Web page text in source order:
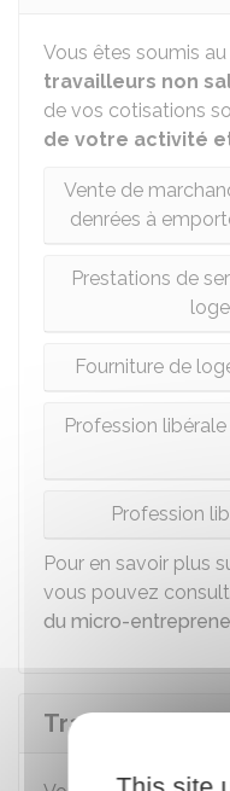
Vous êtes soumis
travailleurs non
de vos cotisations
de votre activité
Vente de
denrées à
Prestations de
Fourniture de
Profession
Profession
Pour en savoir plus
vous pouvez
du micro-
Transmission
This site